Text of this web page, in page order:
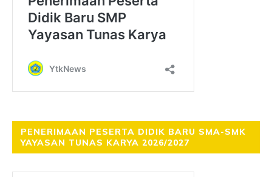
PENERIMAAN PESERTA DIDIK BARU SMA-SMK
YAYASAN TUNAS KARYA 2026/2027